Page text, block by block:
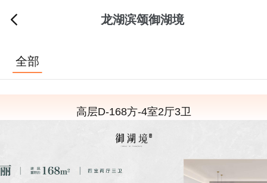
龙湖滨颂御湖境
全部
高层D-168方-4室2厅3卫